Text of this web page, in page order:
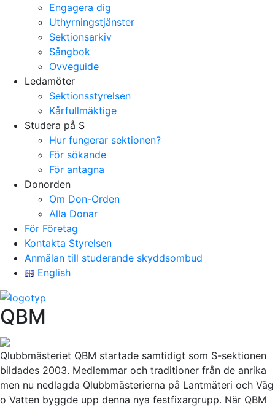
Engagera dig
Uthyrningstjänster
Sektionsarkiv
Sångbok
Ovveguide
Ledamöter
Sektionsstyrelsen
Kårfullmäktige
Studera på S
Hur fungerar sektionen?
För sökande
För antagna
Donorden
Om Don-Orden
Alla Donar
För Företag
Kontakta Styrelsen
Anmälan till studerande skyddsombud
English
QBM
Qlubbmästeriet QBM startade samtidigt som S-sektionen
bildades 2003. Medlemmar och traditioner från de anrika
men nu nedlagda Qlubbmästerierna på Lantmäteri och Väg
o Vatten byggde upp denna nya festfixargrupp. När QBM